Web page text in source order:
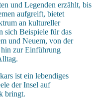
und Legenden erzählt, bis
aufgreift, bietet
an kultureller
sich Beispiele für das
und Neuem, von der
zur Einführung
ist ein lebendiges
der Insel auf
bringt.